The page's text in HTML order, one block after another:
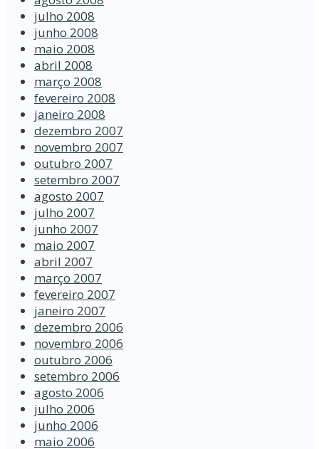
julho 2008
junho 2008
maio 2008
abril 2008
março 2008
fevereiro 2008
janeiro 2008
dezembro 2007
novembro 2007
outubro 2007
setembro 2007
agosto 2007
julho 2007
junho 2007
maio 2007
abril 2007
março 2007
fevereiro 2007
janeiro 2007
dezembro 2006
novembro 2006
outubro 2006
setembro 2006
agosto 2006
julho 2006
junho 2006
maio 2006